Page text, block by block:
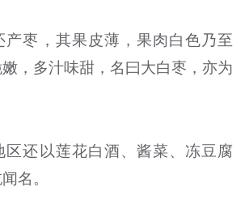
产枣，其果皮薄，果肉白色乃至
，多汁味甜，名曰大白枣，亦为
区还以莲花白酒、酱菜、冻豆腐
名。